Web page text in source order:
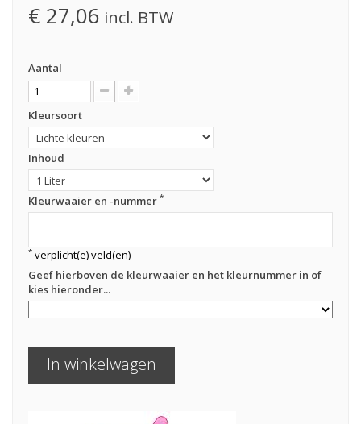
€ 27,06 incl. BTW
Aantal
Kleursoort
Inhoud
Kleurwaaier en -nummer *
* verplicht(e) veld(en)
Geef hierboven de kleurwaaier en het kleurnummer in of
kies hieronder...
In winkelwagen